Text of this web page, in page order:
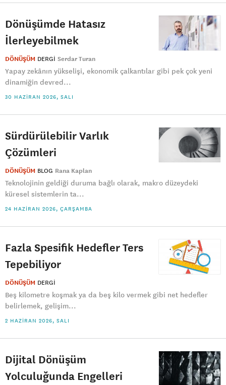
Dönüşümde Hatasız
İlerleyebilmek
DÖNÜŞÜM DERGI Serdar Turan
Yapay zekânın yükselişi, ekonomik çalkantılar gibi pek çok yeni
dinamiğin devred...
30 HAZIRAN 2026, SALI
Sürdürülebilir Varlık
Çözümleri
DÖNÜŞÜM BLOG Rana Kaplan
Teknolojinin geldiği duruma bağlı olarak, makro düzeydeki
küresel sistemlerin ta...
24 HAZIRAN 2026, ÇARŞAMBA
Fazla Spesifik Hedefler Ters
Tepebiliyor
DÖNÜŞÜM DERGI
Beş kilometre koşmak ya da beş kilo vermek gibi net hedefler
belirlemek, gelişim...
2 HAZIRAN 2026, SALI
Dijital Dönüşüm
Yolculuğunda Engelleri